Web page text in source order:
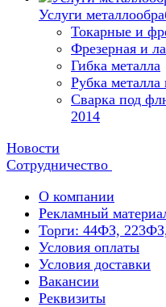
Услуги
Токарные и
Фрезерная и
Гибка металла
Рубка металла
Сварка под
2014
Новости
Сотрудничество
О компании
Рекламный
Торги: 44ФЗ,
Условия оплаты
Условия доставки
Вакансии
Реквизиты